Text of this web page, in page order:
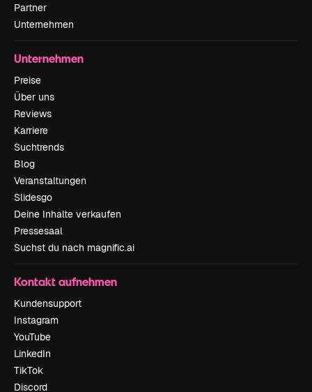
Partner
Unternehmen
Unternehmen
Preise
Über uns
Reviews
Karriere
Suchtrends
Blog
Veranstaltungen
Slidesgo
Deine Inhalte verkaufen
Pressesaal
Suchst du nach magnific.ai
Kontakt aufnehmen
Kundensupport
Instagram
YouTube
LinkedIn
TikTok
Discord